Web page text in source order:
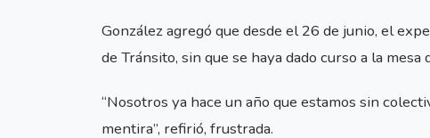
González agregó que desde el 26 de junio, el
de Tránsito, sin que se haya dado curso a la mesa
“Nosotros ya hace un año que estamos sin
mentira”, refirió, frustrada.